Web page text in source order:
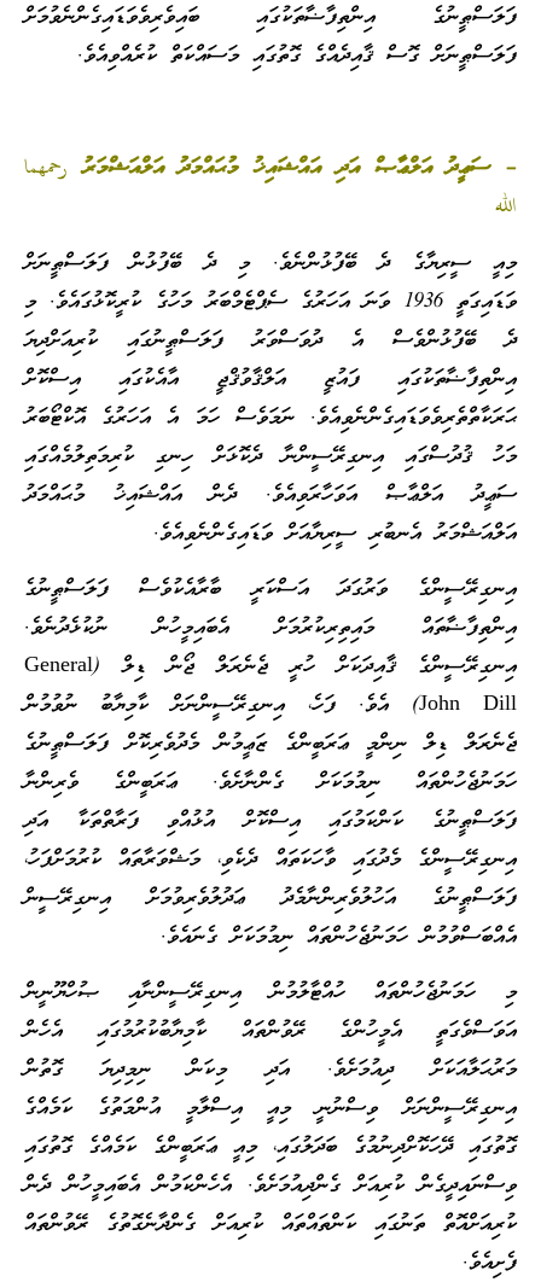
ފަލަސްޠީނުގެ އިންތިފާޟާތަކުގައި ބައިވެރިވެވަޑައިގެންނެވުމަށް
ފަލަސްޠީނަށް ގޮސް ޤާއިދެއްގެ ގޮތުގައި މަސައްކަތް ކުރެއްވިއެވެ.
– ސަޢީދު އަލްޢާޞް އަދި އައްޝައިޚު މުޙައްމަދު އަލްއަޝްމަރު رحمهما
الله
މިއީ ސީރިޔާގެ ދެ ބޭފުޅުންނެވެ. މި ދެ ބޭފުޅުން ފަލަސްޠީނަށް
ވަޑައިގަތީ 1936 ވަނަ އަހަރުގެ ސެޕްޓެމްބަރު މަހުގެ ކުރީކޮޅުގައެވެ. މި
ދެ ބޭފުޅުންވެސް އެ ދުވަސްވަރު ފަލަސްޠީނުގައި ކުރިއަށްދިޔަ
އިންތިފާޟާތަކުގައި ފައުޒީ އަލްޤާވުޤްޖީ އާއެކުގައި އިސްކޮށް
ޙަރަކާތްތެރިވެވަޑައިގެންނެވިއެވެ. ނަމަވެސް ހަމަ އެ އަހަރުގެ އޮކްޓޯބަރު
މަހު ޤުދުސްގައި އިނގިރޭސީންނާ ދެކޮޅަށް ހިނގި ކުރިމަތިލުމެއްގައި
ސަޢީދު އަލްޢާޞް އަވަހާރަވިއެވެ. ދެން އައްޝައިޚު މުޙައްމަދު
އަލްއަޝްމަރު އެނބުރި ސީރިޔާއަށް ވަޑައިގެންނެވިއެވެ.
އިނގިރޭސީންގެ ވަރުގަދަ އަސްކަރީ ބާރާއެކުވެސް ފަލަސްޠީނުގެ
އިންތިފާޟާތައް މައިތިރިކުރުމަށް އެބައިމީހުން ނުކުޅެދުނެވެ.
އިނގިރޭސީންގެ ޤާއިދަކަށް ހުރީ ޖެނެރަލް ޖޯން ޑިލް (General
John Dill) އެވެ. ފަހެ، އިނގިރޭސީންނަށް ކާމިޔާބު ނުވުމުން
ޖެނެރަލް ޑިލް ނިންމީ ޢަރަބީންގެ ޒަޢީމުން މެދުވެރިކޮށް ފަލަސްޠީނުގެ
ހަމަނުޖެހުންތައް ނިމުމަކަށް ގެންނާށެވެ. ޢަރަބީންގެ ވެރިންނާ
ފަލަސްޠީނުގެ ކަންކަމުގައި އިސްކޮށް އުޅުއްވި ފަރާތްތަކާ އަދި
އިނގިރޭސީންގެ މެދުގައި ވާހަކަތައް ދެކެވި، މަޝްވަރާތައް ކުރުމަށްފަހު،
ފަލަސްޠީނުގެ އަހުލުވެރިންނާމެދު ޢަދުލުވެރިވުމަށް އިނގިރޭސީން
އެއްބަސްވުމުން ހަމަނުޖެހުންތައް ނިމުމަކަށް ގެނައެވެ.
މި ހަމަނުޖެހުންތައް ހުއްޓާލުމުން އިނގިރޭސީންނާއި ޞުހްޔޫނީން
އަވަސްވެގަތީ އެމީހުންގެ ރޭވުންތައް ކާމިޔާބުކުރުމުގައި އެހެން
މަރުޙަލާއަކަށް ދިއުމަށެވެ. އަދި މިކަން ނިމިދިޔަ ގޮތުން
އިނގިރޭސީންނަށް ވިސްނުނީ މިއީ އިސްލާމީ އުންމަތުގެ ކަމެއްގެ
ގޮތުގައި ދޭހަކޮށްދިނުމުގެ ބަދަލުގައި، މިއީ ޢަރަބީންގެ ކަމެއްގެ ގޮތުގައި
ވިސްނައިދީގެން ކުރިއަށް ގެންދިއުމަށެވެ. އެހެންކަމުން އެބައިމީހުން ދެން
ކުރިއަށްއޮތް ތަނުގައި ކަންތައްތައް ކުރިއަށް ގެންދާނެގޮތުގެ ރޭވުންތައް
ފެށިއެވެ.